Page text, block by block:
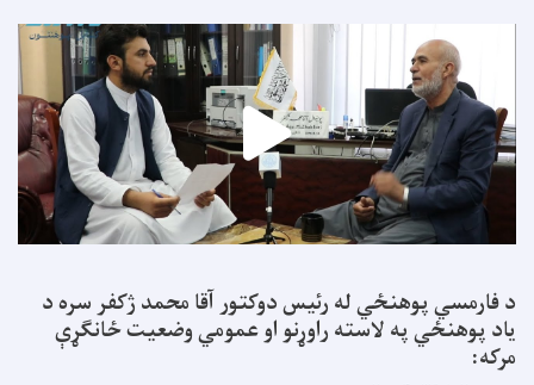
د فارمسي پوهنځي له رئیس دوکتور آقا محمد ژکفر سره د
یاد پوهنځي په لاسته راوړنو او عمومي وضعیت ځانګړې
مرکه: